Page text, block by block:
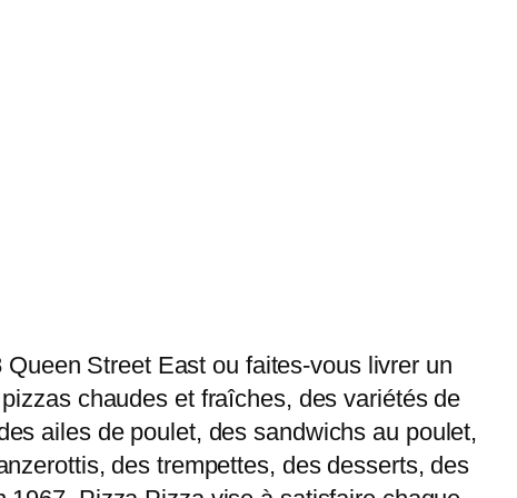
Street East ou faites-vous livrer un
chaudes et fraîches, des variétés de
ailes de poulet, des sandwichs au poulet,
des trempettes, des desserts, des